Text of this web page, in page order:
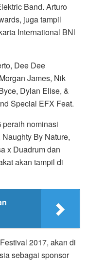
Band. Arturo
juga tampil
International BNl
Dee Dee
James, Nik
Dylan Elise, &
Special EFX Feat.
peraih nominasi
By Nature,
x Duadrum dan
akan tampil di
2017, akan di
sebagai sponsor